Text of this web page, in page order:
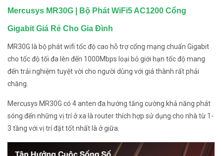
Mercusys MR30G | Bộ Phát WiFi5 AC1200 Cổng
Gigabit Giá Rẻ Cho Gia Đình
MR30G là bộ phát wifi tốc độ cao hỗ trợ cổng mạng chuẩn Gigabit
cho tốc độ tối đa lên đến 1000Mbps loại bỏ giới hạn tốc độ mang
đến trải nghiệm tuyệt vời cho người dùng với giá thành rất phải
chăng.
Mercusys MR30G có 4 anten đa hướng tăng cường khả năng phát
sóng đến những vị trí ở xa là router thích hợp sử dụng cho nhà từ 1-
3 tầng với vị trí đặt tốt nhất là ở giữa.